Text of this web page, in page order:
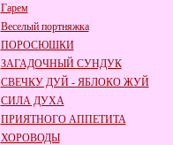
Гарем
Веселый портняжка
ПОРОСЮШКИ
ЗАГАДОЧНЫЙ СУНДУК
СВЕЧКУ ДУЙ - ЯБЛОКО ЖУЙ
СИЛА ДУХА
ПРИЯТНОГО АППЕТИТА
ХОРОВОДЫ